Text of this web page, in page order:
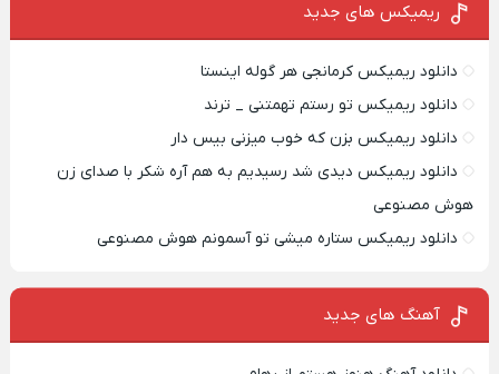
ریمیکس‌ های جدید
دانلود ریمیکس کرمانجی هر گوله اینستا
دانلود ریمیکس تو رستم تهمتنی _ ترند
دانلود ریمیکس بزن که خوب میزنی بیس دار
دانلود ریمیکس دیدی شد رسیدیم به هم آره شکر با صدای زن
هوش مصنوعی
دانلود ریمیکس ستاره میشی تو آسمونم هوش مصنوعی
آهنگ های جدید